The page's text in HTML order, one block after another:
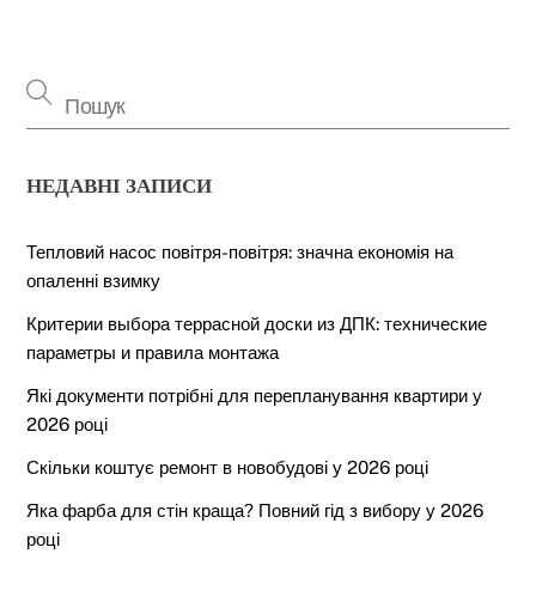
НЕДАВНІ ЗАПИСИ
Тепловий насос повітря-повітря: значна економія на
опаленні взимку
Критерии выбора террасной доски из ДПК: технические
параметры и правила монтажа
Які документи потрібні для перепланування квартири у
2026 році
Скільки коштує ремонт в новобудові у 2026 році
Яка фарба для стін краща? Повний гід з вибору у 2026
році